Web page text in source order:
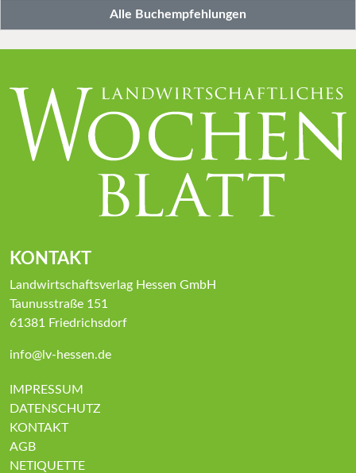
Alle Buchempfehlungen
KONTAKT
Landwirtschaftsverlag Hessen GmbH
Taunusstraße 151
61381 Friedrichsdorf
info@lv-hessen.de
IMPRESSUM
DATENSCHUTZ
KONTAKT
AGB
NETIQUETTE